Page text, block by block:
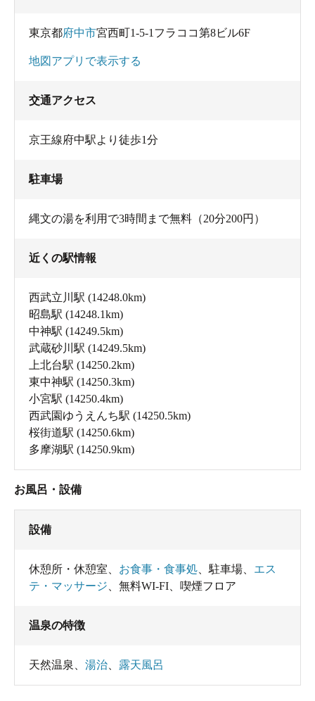
東京都府中市宮西町1-5-1フラココ第8ビル6F
地図アプリで表示する
交通アクセス
京王線府中駅より徒歩1分
駐車場
縄文の湯を利用で3時間まで無料（20分200円）
近くの駅情報
西武立川駅 (14248.0km)
昭島駅 (14248.1km)
中神駅 (14249.5km)
武蔵砂川駅 (14249.5km)
上北台駅 (14250.2km)
東中神駅 (14250.3km)
小宮駅 (14250.4km)
西武園ゆうえんち駅 (14250.5km)
桜街道駅 (14250.6km)
多摩湖駅 (14250.9km)
お風呂・設備
設備
休憩所・休憩室 お食事・食事処 駐車場
エス
テ・マッサージ
無料WI-FI 喫煙フロア
温泉の特徴
天然温泉 湯治 露天風呂